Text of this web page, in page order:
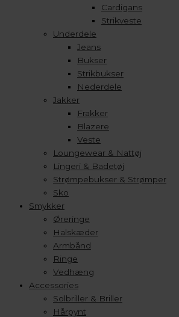
Cardigans
Strikveste
Underdele
Jeans
Bukser
Strikbukser
Nederdele
Jakker
Frakker
Blazere
Veste
Loungewear & Nattøj
Lingeri & Badetøj
Strømpebukser & Strømper
Sko
Smykker
Øreringe
Halskæder
Armbånd
Ringe
Vedhæng
Accessories
Solbriller & Briller
Hårpynt